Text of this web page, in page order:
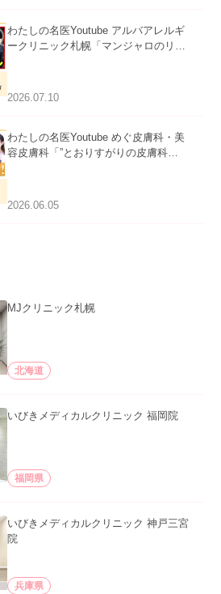
わたしの名医Youtube アルバアレルギ
ークリニック札幌「マンジャロのリア
た。
2026.07.10
わたしの名医Youtube めぐ皮膚科・美
容皮膚科「”とおりすがりの皮膚科
2026.06.05
MJクリニック札幌
北海道
いびきメディカルクリニック 福岡院
福岡県
いびきメディカルクリニック 神戸三宮
院
兵庫県